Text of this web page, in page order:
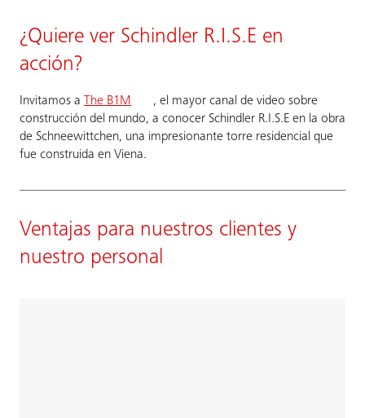
¿Quiere ver Schindler R.I.S.E en
acción?
Invitamos a The B1M
, el mayor canal de video sobre
construcción del mundo, a conocer Schindler R.I.S.E en la obra
de Schneewittchen, una impresionante torre residencial que
fue construida en Viena.
Ventajas para nuestros clientes y
nuestro personal